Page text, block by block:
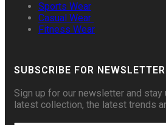
Sports Wear
Casual Wear
Fitness Wear
SUBSCRIBE FOR NEWSLETTER
Sign up for our newsletter and
latest collection, the latest trends